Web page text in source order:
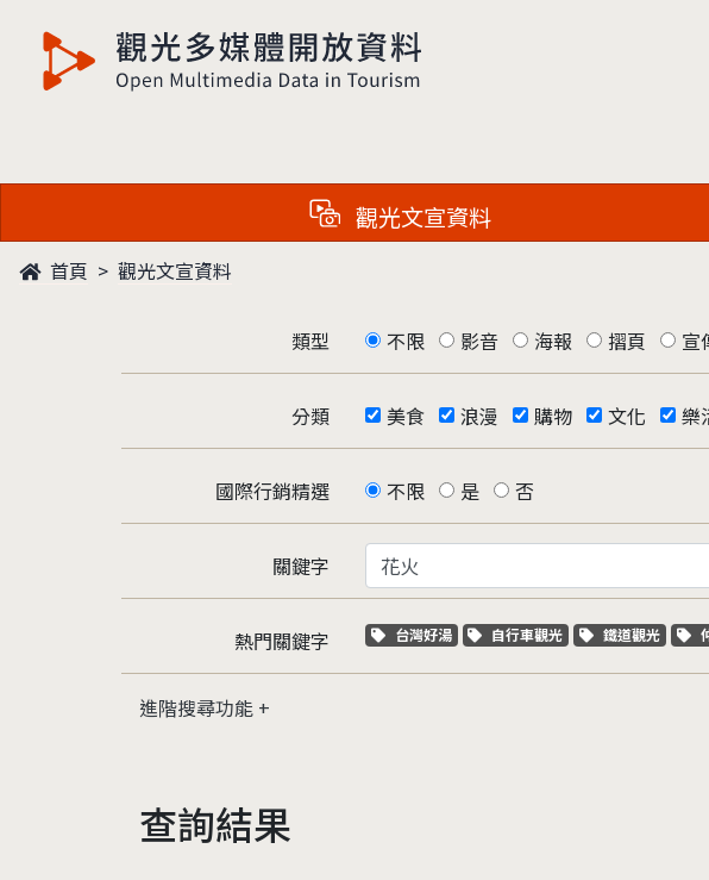
觀光多媒體開放資料
觀光文宣資料
首頁 觀光文宣資料
類型 不限 影音 海報 摺頁 宣
分類 美食 浪漫 購物 文化 樂
國際行銷精選 不限 是 否
關鍵字
熱門關鍵字 關鍵字標籤
台灣好湯 關鍵字標籤
自行車觀光 關鍵字標籤
鐵道觀光
進階搜尋功能
查詢結果